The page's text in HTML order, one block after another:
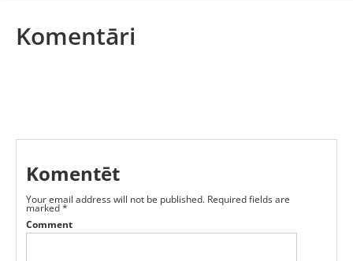
Komentāri
Komentēt
Your email address will not be published. Required fields are
marked*
Comment